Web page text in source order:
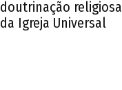
doutrinação religiosa
da Igreja Universal